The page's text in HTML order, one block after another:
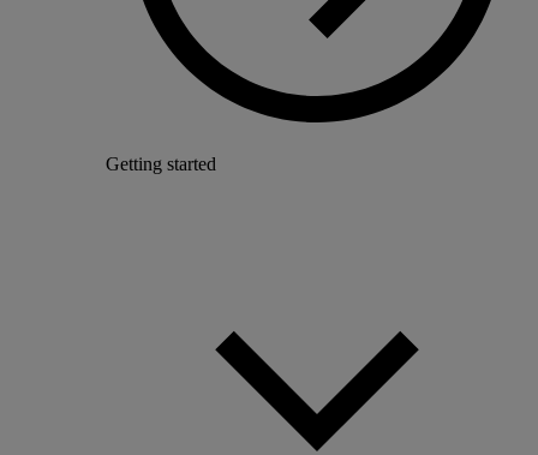
Getting started